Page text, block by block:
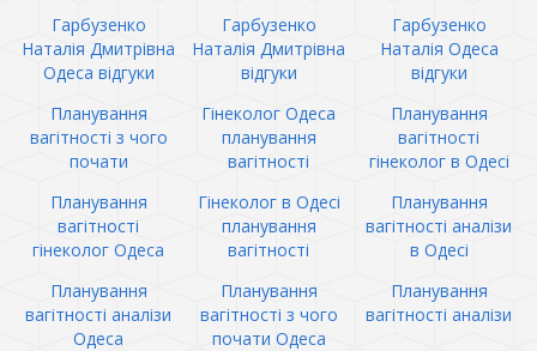
Гарбузенко
Наталія Дмитрівна
Одеса відгуки
Гарбузенко
Наталія Дмитрівна
відгуки
Гарбузенко
Наталія Одеса
відгуки
Планування
вагітності з чого
почати
Гінеколог Одеса
планування
вагітності
Планування
вагітності
гінеколог в Одесі
Планування
вагітності
гінеколог Одеса
Гінеколог в Одесі
планування
вагітності
Планування
вагітності аналізи
в Одесі
Планування
вагітності аналізи
Одеса
Планування
вагітності з чого
почати Одеса
Планування
вагітності аналізи